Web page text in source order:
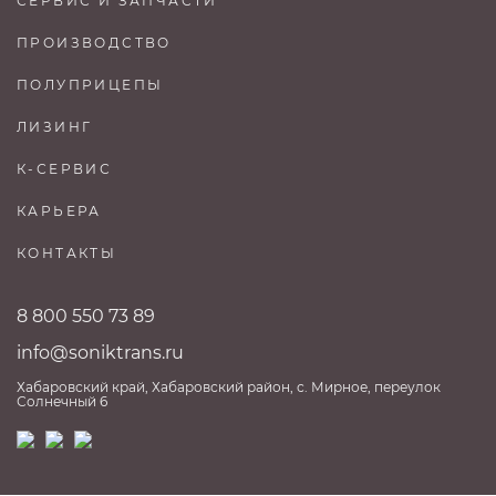
8 800 550 73 89
info@soniktrans.ru
Хабаровский край, Хабаровский район, с. Мирное, переулок
Солнечный 6
ПРОИЗВОДСТВО
ПОЛУПРИЦЕПЫ
ЛИЗИНГ
К-СЕРВИС
КАРЬЕРА
КОНТАКТЫ